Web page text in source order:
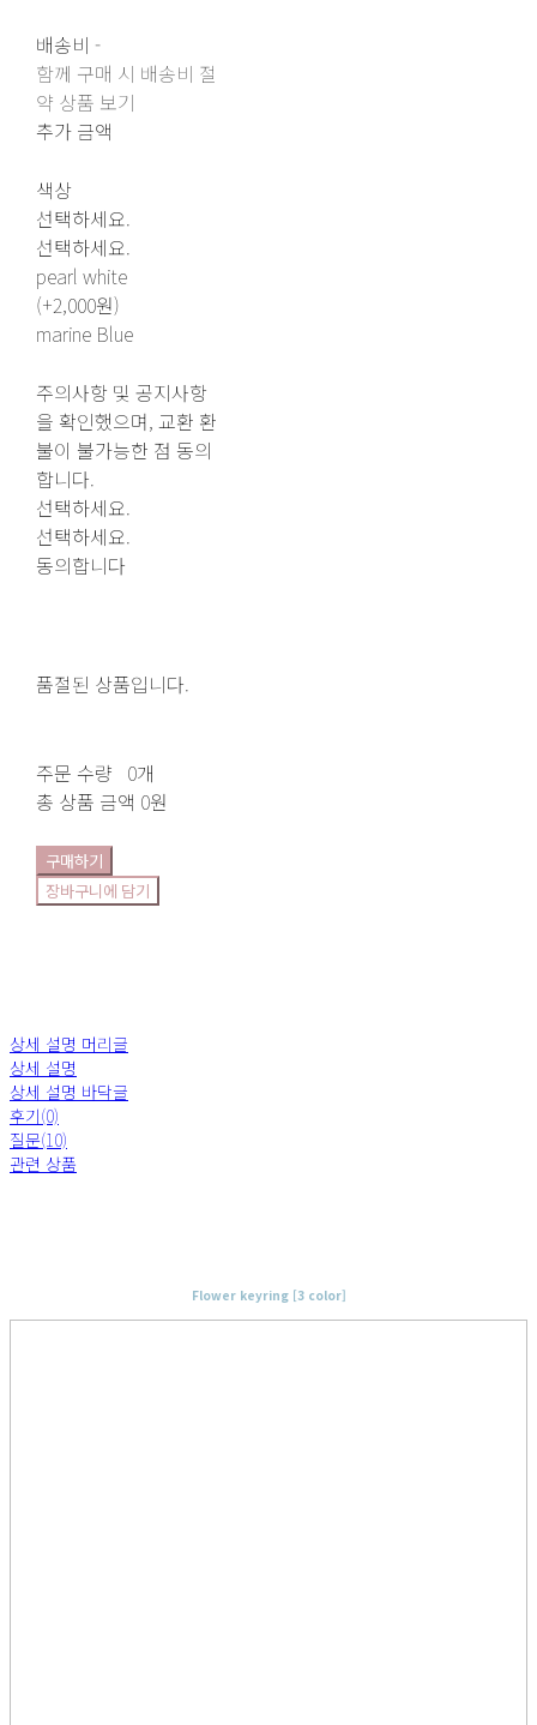
배송비 -
함께 구매 시 배송비 절
약 상품 보기
추가 금액
색상
선택하세요.
선택하세요.
pearl white
(+2,000원)
marine Blue
주의사항 및 공지사항
을 확인했으며, 교환 환
불이 불가능한 점 동의
합니다.
선택하세요.
선택하세요.
동의합니다
품절된 상품입니다.
주문 수량 0개
총 상품 금액 0원
구매하기
장바구니에 담기
상세 설명 머리글
상세 설명
상세 설명 바닥글
후기(0)
질문(10)
관련 상품
Flower keyring [3 color]